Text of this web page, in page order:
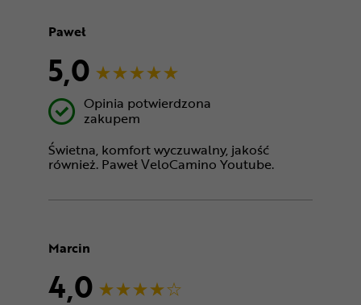
Paweł
5,0
Opinia potwierdzona
zakupem
Świetna, komfort wyczuwalny, jakość
również. Paweł VeloCamino Youtube.
Marcin
4,0